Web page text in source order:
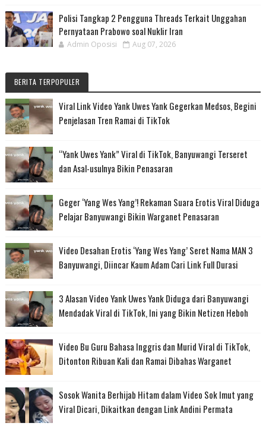
Polisi Tangkap 2 Pengguna Threads Terkait Unggahan
Pernyataan Prabowo soal Nuklir Iran
Admin Oposisi Aug 07, 2026
BERITA TERPOPULER
Viral Link Video Yank Uwes Yank Gegerkan Medsos, Begini
Penjelasan Tren Ramai di TikTok
“Yank Uwes Yank” Viral di TikTok, Banyuwangi Terseret
dan Asal-usulnya Bikin Penasaran
Geger ‘Yang Wes Yang’! Rekaman Suara Erotis Viral Diduga
Pelajar Banyuwangi Bikin Warganet Penasaran
Video Desahan Erotis ‘Yang Wes Yang’ Seret Nama MAN 3
Banyuwangi, Diincar Kaum Adam Cari Link Full Durasi
3 Alasan Video Yank Uwes Yank Diduga dari Banyuwangi
Mendadak Viral di TikTok, Ini yang Bikin Netizen Heboh
Video Bu Guru Bahasa Inggris dan Murid Viral di TikTok,
Ditonton Ribuan Kali dan Ramai Dibahas Warganet
Sosok Wanita Berhijab Hitam dalam Video Sok Imut yang
Viral Dicari, Dikaitkan dengan Link Andini Permata